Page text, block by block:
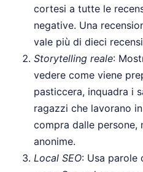
cortesi a tutte le
negative. Una
vale più di dieci
Storytelling reale:
vedere come viene
pasticcera, inquadra i
ragazzi che lavorano
compra dalle persone,
anonime.
Local SEO: Usa parole